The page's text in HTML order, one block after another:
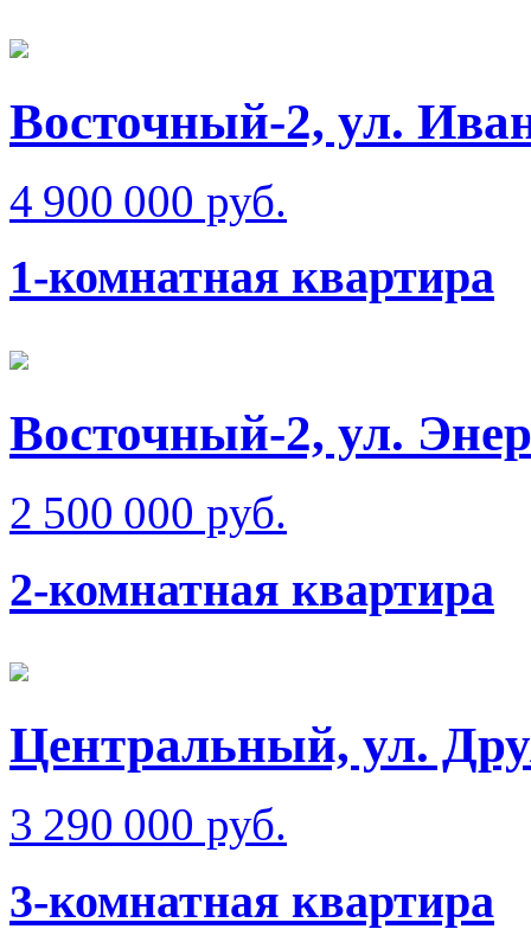
Восточный-2, ул.
4 900 000 руб.
1-комнатная квартира
Восточный-2, ул.
2 500 000 руб.
2-комнатная квартира
Центральный, ул.
3 290 000 руб.
3-комнатная квартира